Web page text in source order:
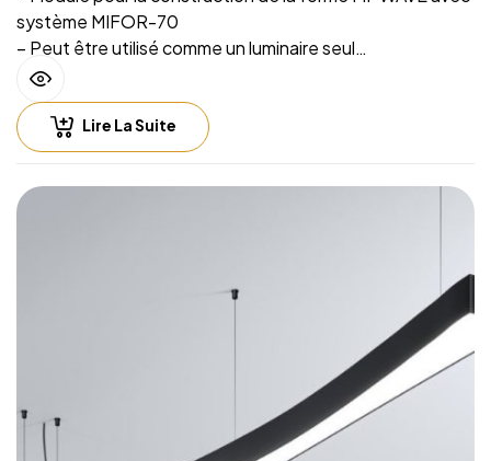
système MIFOR-70
– Peut être utilisé comme un luminaire seul
– Source lumineuse intégrée et système de suspension
sur filins
– Hauteur de suspension facilement réglable
– Compatible with lighting control including Casambi
– Fichiers CAD 2D et BIM 3D disponibles en plusieurs
– Luminaire fourni sans alimentation LED
Lire La Suite